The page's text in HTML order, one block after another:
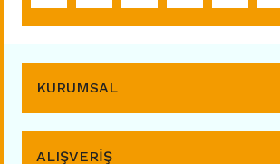
KURUMSAL
ALIŞVERİŞ